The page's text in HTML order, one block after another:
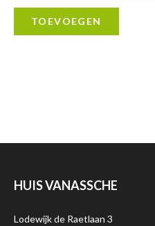
TOEVOEGEN
HUIS VANASSCHE
Lodewijk de Raetlaan 3